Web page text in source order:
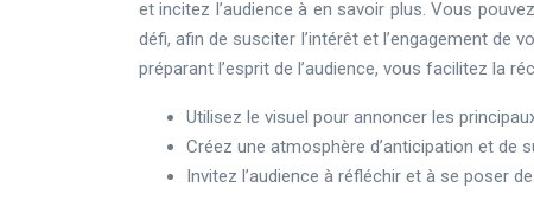
et incitez l’audience à en savoir plus. Vous
défi, afin de susciter l’intérêt et l’engagement de
préparant l’esprit de l’audience, vous facilitez la
Utilisez le visuel pour annoncer les
Créez une atmosphère d’anticipation et de
Invitez l’audience à réfléchir et à se poser